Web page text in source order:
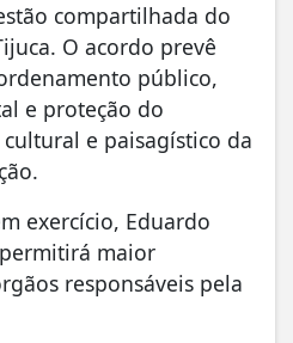
compartilhada do
O acordo prevê
público,
e proteção do
e paisagístico da
exercício, Eduardo
maior
responsáveis pela